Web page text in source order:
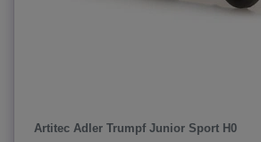
Artitec Adler Trumpf Junior Sport H0